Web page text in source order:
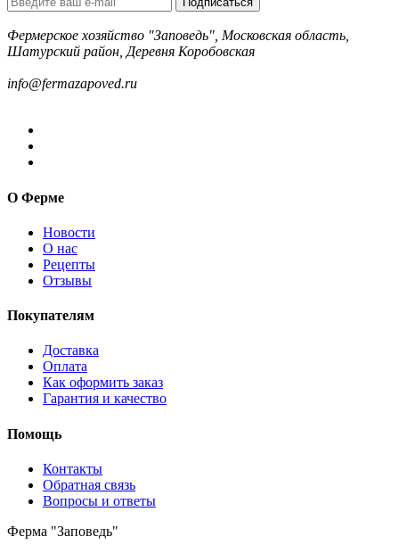
Фермерское хозяйство "Заповедь", Московская область,
Шатурский район, Деревня Коробовская
info@fermazapoved.ru
О Ферме
Новости
О нас
Рецепты
Отзывы
Покупателям
Доставка
Оплата
Как оформить заказ
Гарантия и качество
Помощь
Контакты
Обратная связь
Вопросы и ответы
Ферма "Заповедь"